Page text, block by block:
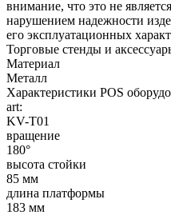
внимание, что это не
нарушением надежности
его эксплуатационных
Торговые стенды и
Материал
Металл
Характеристики POS
art:
KV-T01
вращение
180°
высота стойки
85 мм
длина платформы
183 мм